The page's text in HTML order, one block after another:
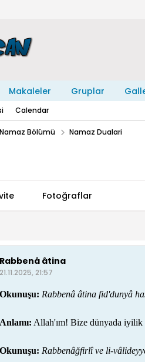
Makaleler Gruplar
Calendar
Namaz Bölümü Namaz Dualari
Fotoğraflar
Rabbenâ âtina
21.11.2025, 21:57
Okunuşu: Rabbenâ âtina fid'dunyâ
Anlamı: Allah'ım! Bize dünyada iyilik
Okunuşu: Rabbenâğfirlî ve li-